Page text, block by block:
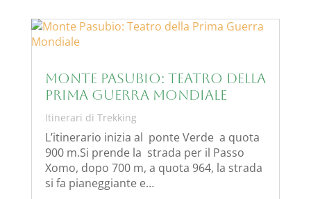
Monte Pasubio: Teatro della
Prima Guerra Mondiale
Itinerari di Trekking
L’itinerario inizia al ponte Verde a quota
900 m.Si prende la strada per il Passo
Xomo, dopo 700 m, a quota 964, la strada
si fa pianeggiante e…